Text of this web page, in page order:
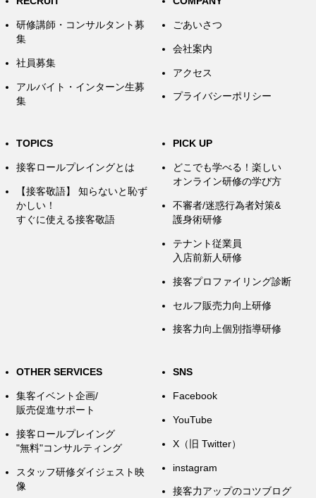
研修講師・コンサルタント募
集
社員募集
アルバイト・インターン生募
集
ごあいさつ
会社案内
アクセス
プライバシーポリシー
TOPICS
接客ロールプレイングとは
【接客敬語】 知らないと恥ず
かしい！
すぐに使える接客敬語
PICK UP
どこでも学べる！楽しい
オンライン研修の学び方
不審者/迷惑行為者対策&
護身術研修
テナント従業員
入店前新人研修
接客プロファイリング診断
セルフ販売力向上研修
接客力向上個別指導研修
OTHER SERVICES
集客イベント企画/
販売促進サポート
接客ロールプレイング
"無料"コンサルティング
スタッフ研修ダイジェスト映
像
SNS
Facebook
YouTube
X（旧 Twitter）
instagram
接客力アップのコツブログ